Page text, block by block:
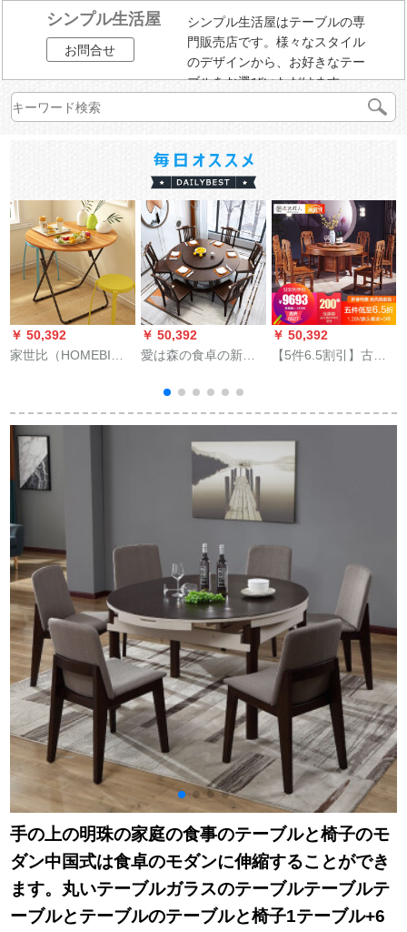
シンプル生活屋
お問合せ
シンプル生活屋はテーブルの専
門販売店です。様々なスタイル
のデザインから、お好きなテー
ブルをお選びいただけます。
￥ 50,392
家世比（HOMEBI）
携帯型パソコンデス
ク小タル家庭用食事
テーブル型茶何シン
プ移動学習テーブル
木目色（幅60 cm）
￥ 50,392
愛は森の食卓の新し
卓のレストランの家
具のテーブルと椅子
盤を持ちます）の1テ
ーブルの6つの椅子が
あります。
￥ 50,392
【5件6.5割引】古代
ハリネズミ紫檀）純
回転台中華食卓テー
ブルセット1.38ミ象
頭円卓+6食椅子
手の上の明珠の家庭の食事のテーブルと椅子のモ
ダン中国式は食卓のモダンに伸縮することができ
ます。丸いテーブルガラスのテーブルテーブルテ
ーブルとテーブルのテーブルと椅子1テーブル+6